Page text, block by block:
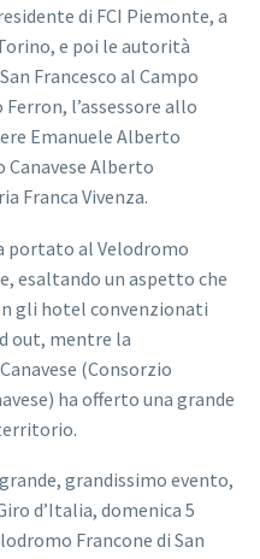
di FCI Piemonte, a
e poi le autorità
Francesco al Campo
l’assessore allo
Emanuele Alberto
Canavese Alberto
Franca Vivenza.
portato al Velodromo
esaltando un aspetto che
gli hotel convenzionati
out, mentre la
(Consorzio
ha offerto una grande
grandissimo evento,
d’Italia, domenica 5
Francone di San